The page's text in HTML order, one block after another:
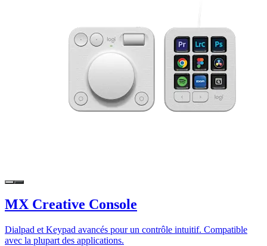
MX Creative Console
Dialpad et Keypad avancés pour un contrôle intuitif. Compatible
avec la plupart des applications.